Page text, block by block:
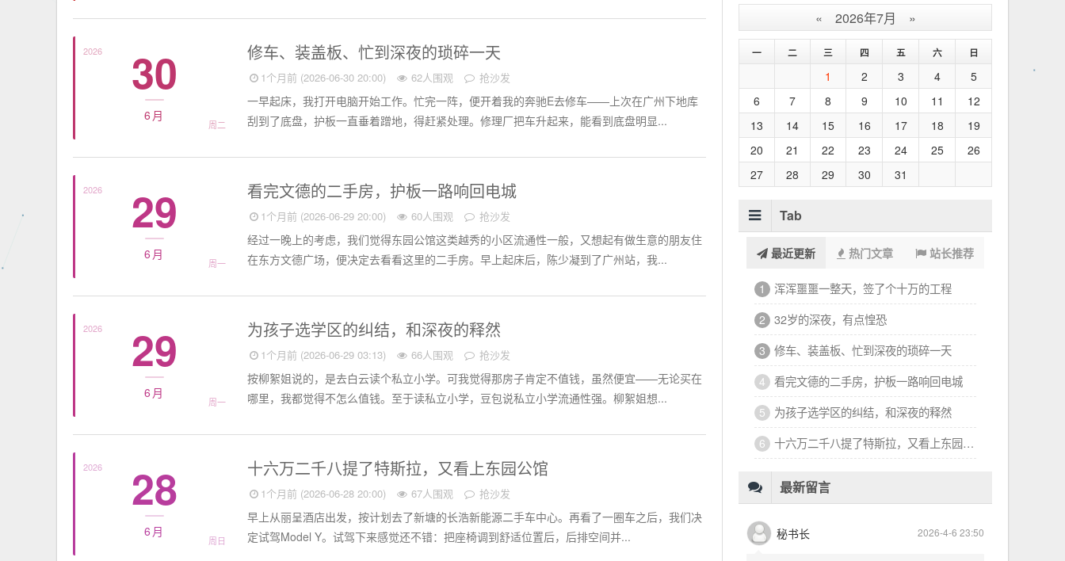
2026 30
6月
周二
修车、装盖板、忙到深夜的琐碎一天
1个月前 (2026-06-30 20:00) 62人围观 抢沙发
一早起床，我打开电脑开始工作。忙完一阵，便开着我的奔驰E去修车——上次在广州下地库
刮到了底盘，护板一直垂着蹭地，得赶紧处理。修理厂把车升起来，能看到底盘明显...
2026 29
6月
周一
看完文德的二手房，护板一路响回电城
1个月前 (2026-06-29 20:00) 60人围观 抢沙发
经过一晚上的考虑，我们觉得东园公馆这类越秀的小区流通性一般，又想起有做生意的朋友住
在东方文德广场，便决定去看看这里的二手房。早上起床后，陈少凝到了广州站，我...
2026 29
6月
周一
为孩子选学区的纠结，和深夜的释然
1个月前 (2026-06-29 03:13) 66人围观 抢沙发
按柳絮姐说的，是去白云读个私立小学。可我觉得那房子肯定不值钱，虽然便宜——无论买在
哪里，我都觉得不怎么值钱。至于读私立小学，豆包说私立小学流通性强。柳絮姐想...
2026 28
6月
周日
十六万二千八提了特斯拉，又看上东园公馆
1个月前 (2026-06-28 20:00) 67人围观 抢沙发
早上从丽呈酒店出发，按计划去了新塘的长浩新能源二手车中心。再看了一圈车之后，我们决
定试驾Model Y。试驾下来感觉还不错：把座椅调到舒适位置后，后排空间并...
« 2026年7月 »
一 二 三 四 五 六 日
1 2 3 4
5
6
7 8 9 10 11
12
13
14 15 16 17 18
19
20
21 22 23 24 25
26
27
28 29 30 31
Tab
最近更新 热门文章 站长推荐
1 浑浑噩噩一整天，签了个十万的工程
2 32岁的深夜，有点惶恐
3 修车、装盖板、忙到深夜的琐碎一天
4 看完文德的二手房，护板一路响回电城
5 为孩子选学区的纠结，和深夜的释然
6 十六万二千八提了特斯拉，又看上东园公馆
最新留言
秘书长 2026-4-6 23:50